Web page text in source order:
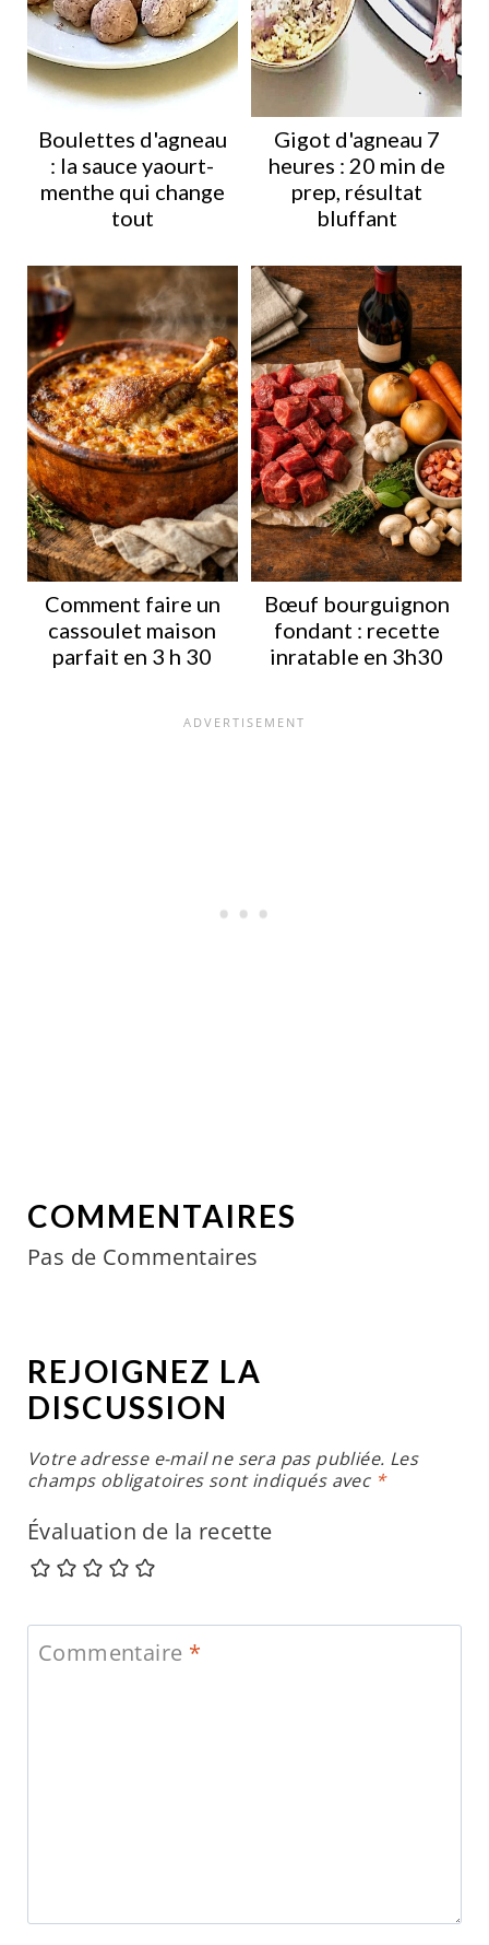
Boulettes d'agneau
: la sauce yaourt-
menthe qui change
tout
Gigot d'agneau 7
heures : 20 min de
prep, résultat
bluffant
Comment faire un
cassoulet maison
parfait en 3 h 30
Bœuf bourguignon
fondant : recette
inratable en 3h30
COMMENTAIRES
Pas de Commentaires
REJOIGNEZ LA
DISCUSSION
Votre adresse e-mail ne sera pas publiée. Les
champs obligatoires sont indiqués avec *
Évaluation de la recette
Commentaire *